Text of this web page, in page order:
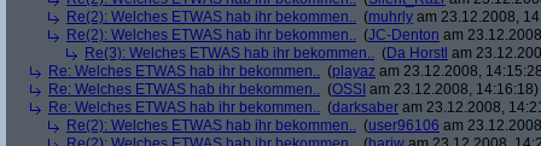
Re(2): Welches ETWAS hab ihr bekommen.. (muhrly am 23.12.2008,
Re(2): Welches ETWAS hab ihr bekommen.. (JC-Denton am
Re(3): Welches ETWAS hab ihr bekommen.. (Da Horstl am
Re: Welches ETWAS hab ihr bekommen.. (playaz am 23.12.2008,
Re: Welches ETWAS hab ihr bekommen.. (OSSI am 23.12.2008, 14:16:18)
Re: Welches ETWAS hab ihr bekommen.. (darksaber am 23.12.2008,
Re(2): Welches ETWAS hab ihr bekommen.. (user96106 am